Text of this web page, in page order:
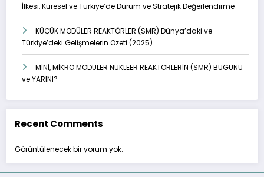
İlkesi, Küresel ve Türkiye’de Durum ve Stratejik Değerlendirme
KÜÇÜK MODÜLER REAKTÖRLER (SMR) Dünya’daki ve
Türkiye’deki Gelişmelerin Özeti (2025)
MİNİ, MİKRO MODÜLER NÜKLEER REAKTÖRLERİN (SMR) BUGÜNÜ
ve YARINI?
Recent Comments
Görüntülenecek bir yorum yok.